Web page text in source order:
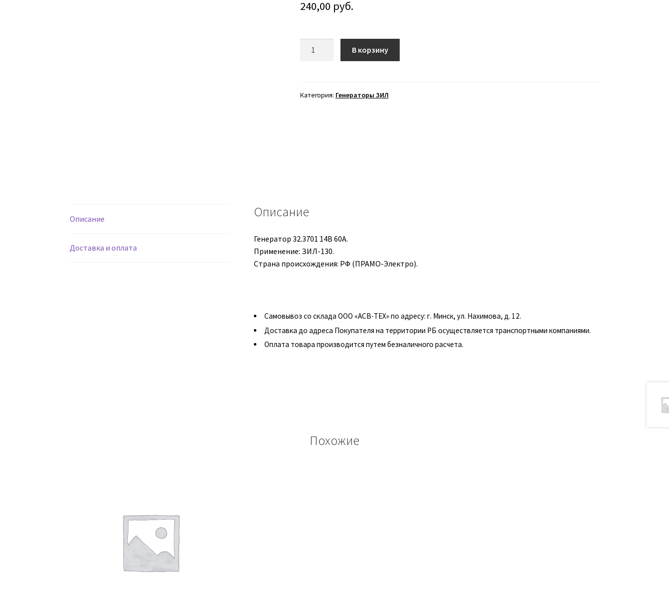
240,00 руб.
В корзину
Категория: Генераторы ЗИЛ
Описание
Доставка и оплата
Описание
Генератор 32.3701 14В 60А.
Применение: ЗИЛ-130.
Страна происхождения: РФ (ПРАМО-Электро).
Самовывоз со склада ООО «АСВ-ТЕХ» по адресу: г. Минск, ул. Нахимова, д. 12.
Доставка до адреса Покупателя на территории РБ осуществляется транспортными компаниями.
Оплата товара производится путем безналичного расчета.
Похожие